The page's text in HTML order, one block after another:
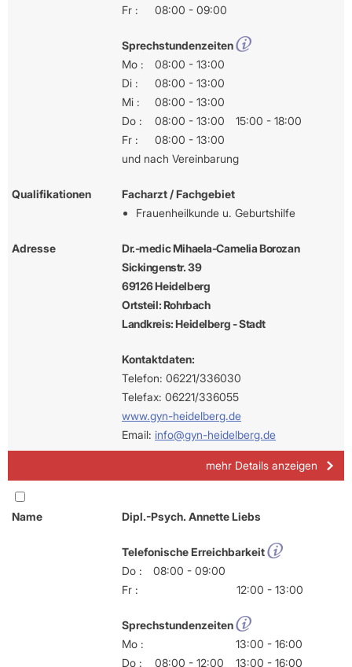
Fr :
08:00 - 09:00
Sprechstundenzeiten
Mo :
08:00 - 13:00
Di :
08:00 - 13:00
Mi :
08:00 - 13:00
Do :
08:00 - 13:00
15:00 - 18:00
Fr :
08:00 - 13:00
und nach Vereinbarung
Qualifikationen
Facharzt / Fachgebiet
Frauenheilkunde u. Geburtshilfe
Adresse
Dr.-medic Mihaela-Camelia Borozan
Sickingenstr. 39
69126 Heidelberg
Ortsteil: Rohrbach
Landkreis: Heidelberg - Stadt
Kontaktdaten:
Telefon: 06221/336030
Telefax: 06221/336055
www.gyn-heidelberg.de
Email: info@gyn-heidelberg.de
mehr Details anzeigen
Name Dipl.-Psych. Annette Liebs
Telefonische Erreichbarkeit
Do :
08:00 - 09:00
Fr :
12:00 - 13:00
Sprechstundenzeiten
Mo :
13:00 - 16:00
Do :
08:00 - 12:00
13:00 - 16:00